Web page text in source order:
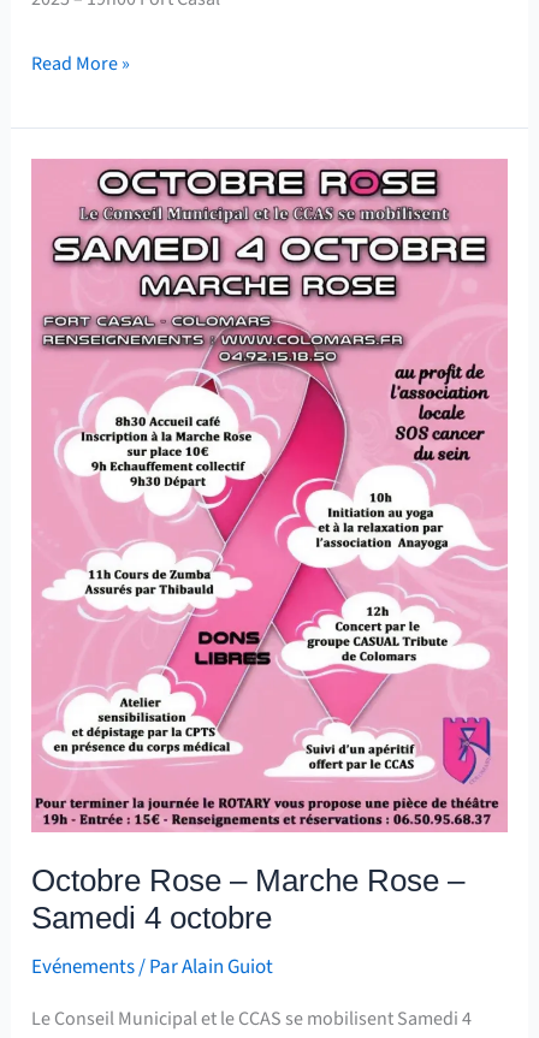
Read More »
Octobre Rose – Marche Rose –
Samedi 4 octobre
Evénements/ ParAlain Guiot
Le Conseil Municipal et le CCAS se mobilisent Samedi 4
Octobre
Marche
Rose
octobre